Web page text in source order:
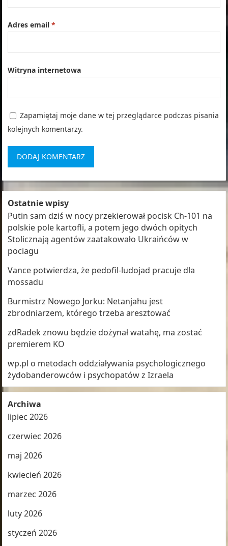
Adres email*
Witryna internetowa
Zapamiętaj moje dane w tej przeglądarce podczas pisania
kolejnych komentarzy.
Ostatnie wpisy
Putin sam dziś w nocy przekierował pocisk Ch-101 na
polskie pole kartofli, a potem jego dwóch opitych
Stolicznają agentów zaatakowało Ukraińców w
pociagu
Vance potwierdza, że pedofil-ludojad pracuje dla
mossadu
Burmistrz Nowego Jorku: Netanjahu jest
zbrodniarzem, którego trzeba aresztować
zdRadek znowu będzie dożynał watahę, ma zostać
premierem KO
wp.pl o metodach oddziaływania psychologicznego
żydobanderowców i psychopatów z Izraela
Archiwa
lipiec 2026
czerwiec 2026
maj 2026
kwiecień 2026
marzec 2026
luty 2026
styczeń 2026